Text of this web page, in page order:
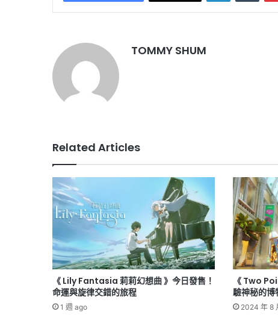
TOMMY SHUM
Related Articles
《 Lily Fantasia 莉莉幻想曲 》今日發售！
命運與旋律交錯的旅程
1 週 ago
《 Two
驗神秘的博
2024 年 8